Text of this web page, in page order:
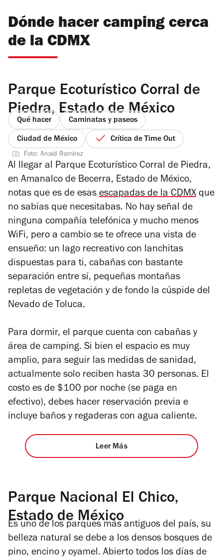
Dónde hacer camping cerca
de la CDMX
Parque Ecoturístico Corral de
Piedra, Estado de México
Qué hacer Caminatas y paseos
Ciudad de México Crítica de Time Out
Foto: Anaid Ramírez
Al llegar al Parque Ecoturístico Corral de Piedra,
en Amanalco de Becerra, Estado de México,
notas que es de esas escapadas de la CDMX que
no sabías que necesitabas. No hay señal de
ninguna compañía telefónica y mucho menos
WiFi, pero a cambio se te ofrece una vista de
ensueño: un lago recreativo con lanchitas
dispuestas para ti, cabañas con bastante
separación entre sí, pequeñas montañas
repletas de vegetación y de fondo la cúspide del
Nevado de Toluca.
Para dormir, el parque cuenta con cabañas y
área de camping. Si bien el espacio es muy
amplio, para seguir las medidas de sanidad,
actualmente solo reciben hasta 30 personas. El
costo es de $100 por noche (se paga en
efectivo), debes hacer reservación previa e
incluye baños y regaderas con agua caliente.
Leer Más
Parque Nacional El Chico,
Estado de México
Es uno de los parques más antiguos del país, su
belleza natural se debe a los densos bosques de
pino, encino y oyamel. Abierto todos los días de